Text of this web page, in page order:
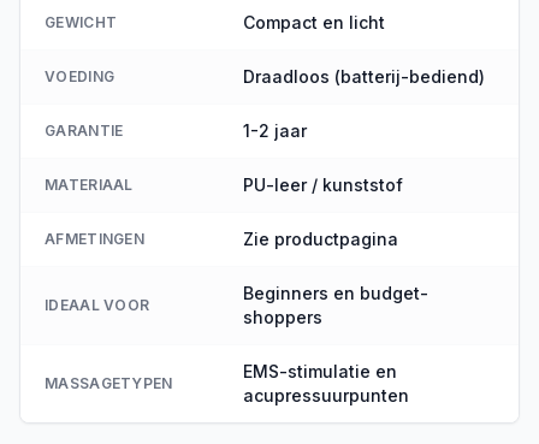
GEWICHT Compact en licht
VOEDING Draadloos (batterij-bediend)
GARANTIE 1-2 jaar
MATERIAAL PU-leer / kunststof
AFMETINGEN Zie productpagina
IDEAAL VOOR
Beginners en budget-
shoppers
MASSAGETYPEN
EMS-stimulatie en
acupressuurpunten